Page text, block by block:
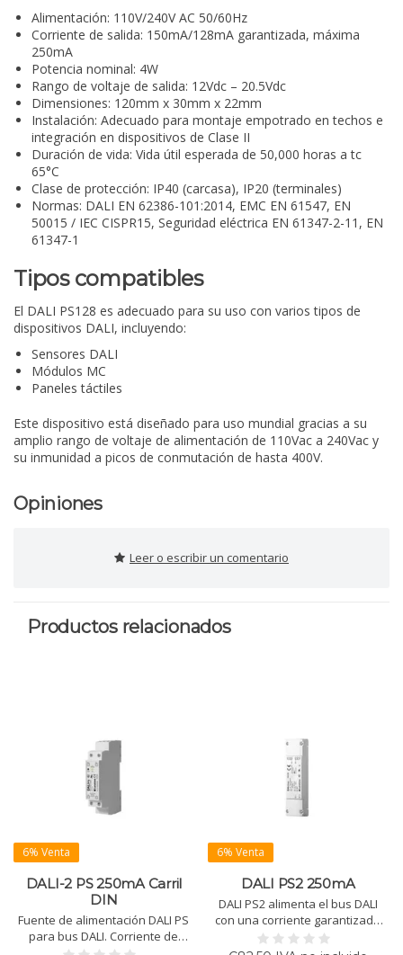
Alimentación: 110V/240V AC 50/60Hz
Corriente de salida: 150mA/128mA garantizada, máxima
250mA
Potencia nominal: 4W
Rango de voltaje de salida: 12Vdc – 20.5Vdc
Dimensiones: 120mm x 30mm x 22mm
Instalación: Adecuado para montaje empotrado en techos e
integración en dispositivos de Clase II
Duración de vida: Vida útil esperada de 50,000 horas a tc
65°C
Clase de protección: IP40 (carcasa), IP20 (terminales)
Normas: DALI EN 62386-101:2014, EMC EN 61547, EN
50015 / IEC CISPR15, Seguridad eléctrica EN 61347-2-11, EN
61347-1
Tipos compatibles
El DALI PS128 es adecuado para su uso con varios tipos de
dispositivos DALI, incluyendo:
Sensores DALI
Módulos MC
Paneles táctiles
Este dispositivo está diseñado para uso mundial gracias a su
amplio rango de voltaje de alimentación de 110Vac a 240Vac y
su inmunidad a picos de conmutación de hasta 400V.
Opiniones
Leer o escribir un comentario
Productos relacionados
6% Venta
DALI-2 PS 250mA Carril
DIN
Fuente de alimentación DALI PS
para bus DALI. Corriente de
6% Venta
DALI PS2 250mA
DALI PS2 alimenta el bus DALI
con una corriente garantizada
de 200mA (máx. 250mA), apto